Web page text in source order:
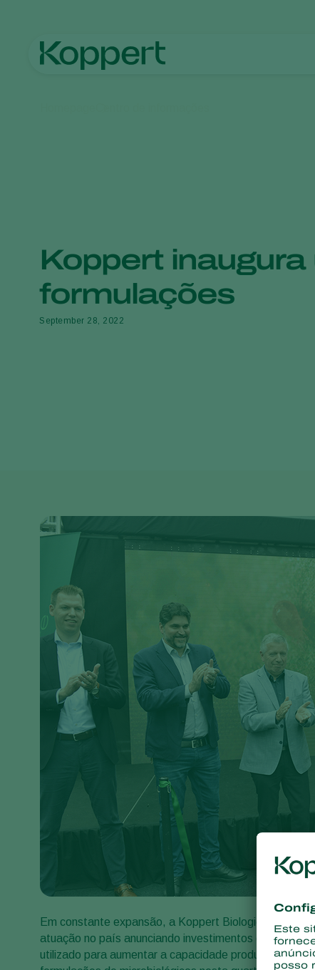
Koppert inaugura
formulações
September 28, 2022
Em constante expansão, a Koppert Biological
atuação no país anunciando investimentos de R$
utilizado para aumentar a capacidade produtiva da